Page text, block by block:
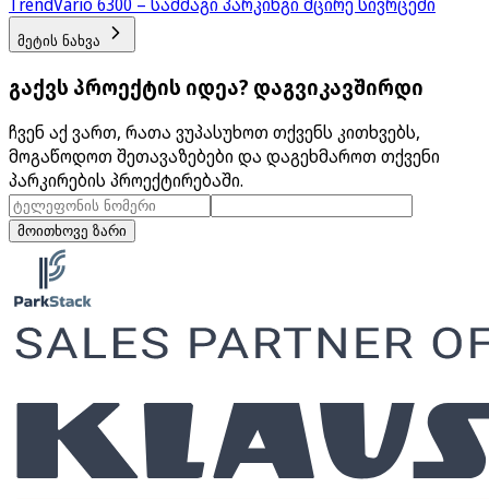
მეტის ნახვა
გაქვს პროექტის იდეა? დაგვიკავშირდი
ჩვენ აქ ვართ, რათა ვუპასუხოთ თქვენს კითხვებს,
მოგაწოდოთ შეთავაზებები და დაგეხმაროთ თქვენი
პარკირების პროექტირებაში.
მოითხოვე ზარი